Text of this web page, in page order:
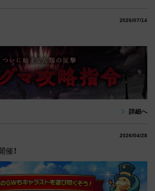
2026/07/14
詳細へ
2026/04/28
！